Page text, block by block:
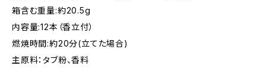
箱含む重量:約20.5g
内容量:12本（香立付）
燃焼時間:約20分(立てた場合)
主原料：タブ粉、香料